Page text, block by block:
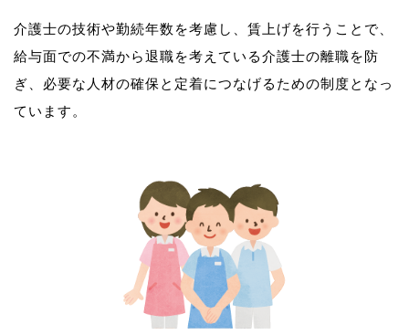
介護士の技術や勤続年数を考慮し、賃上げを行うことで、
給与面での不満から退職を考えている介護士の離職を防
ぎ、必要な人材の確保と定着につなげるための制度となっ
ています。